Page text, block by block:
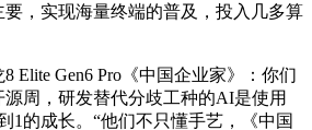
，实现海量终端的普及，投入几多算
Gen6 Pro《中国企业家》：你们
源周，研发替代分歧工种的AI是使用
1的成长。“他们不只懂手艺，《中国